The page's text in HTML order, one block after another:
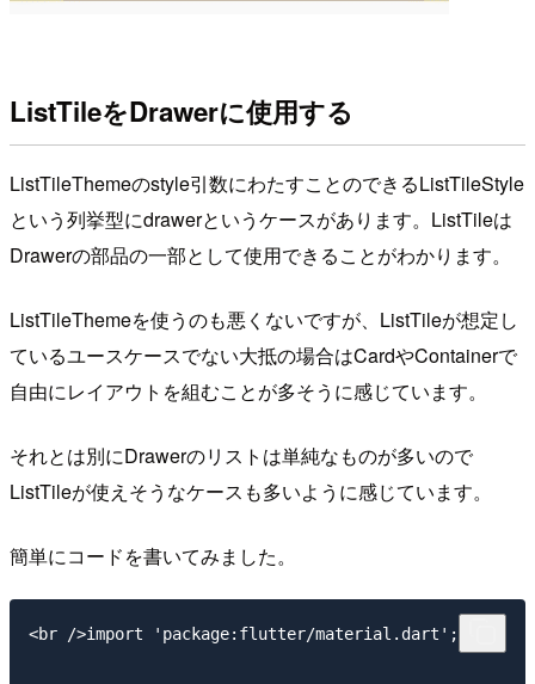
ListTileをDrawerに使用する
ListTileThemeのstyle引数にわたすことのできるListTileStyle
という列挙型にdrawerというケースがあります。ListTileは
Drawerの部品の一部として使用できることがわかります。
ListTileThemeを使うのも悪くないですが、ListTileが想定し
ているユースケースでない大抵の場合はCardやContainerで
自由にレイアウトを組むことが多そうに感じています。
それとは別にDrawerのリストは単純なものが多いので
ListTileが使えそうなケースも多いように感じています。
簡単にコードを書いてみました。
<br />import 'package:flutter/material.dart';